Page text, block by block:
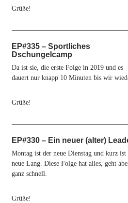
Grüße!
EP#335 – Sportliches
Dschungelcamp
Da ist sie, die erste Folge in 2019 und es
dauert nur knapp 10 Minuten bis wir
Grüße!
EP#330 – Ein neuer (alter)
Montag ist der neue Dienstag und kurz ist
neue Lang. Diese Folge hat alles, geht
ganz schnell.
Grüße!